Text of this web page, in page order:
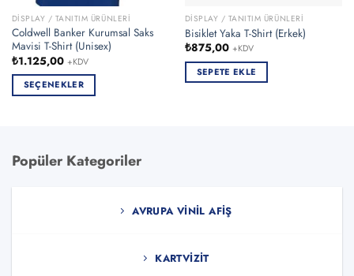
DISPLAY / TANITIM ÜRÜNLERI
Coldwell Banker Kurumsal Saks
Mavisi T-Shirt (Unisex)
₺1.125,00 +KDV
SEÇENEKLER
fazla
varyasyonu
DISPLAY / TANITIM ÜRÜNLERI
Bisiklet Yaka T-Shirt (Erkek)
₺875,00 +KDV
SEPETE EKLE
Popüler Kategoriler
AVRUPA VINIL AFIŞ
KARTVIZIT